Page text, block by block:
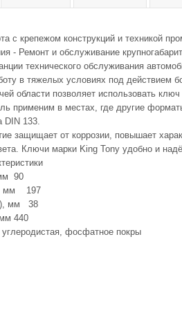
с крепежом конструкций и техникой
- Ремонт и обслуживание
технического обслуживания
в тяжелых условиях под действием
области позволяет использовать
применим в местах, где другие
DIN 133.
защищает от коррозии, повышает
Ключи марки King Tony удобно и
90
мм 197
мм 38
440
фосфатное покры